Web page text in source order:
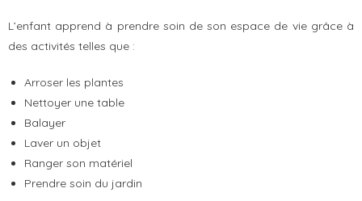
L’enfant apprend à prendre soin de son espace de vie grâce à
des activités telles que :
Arroser les plantes
Nettoyer une table
Balayer
Laver un objet
Ranger son matériel
Prendre soin du jardin